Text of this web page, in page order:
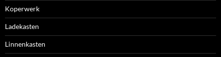
Koperwerk
Ladekasten
Linnenkasten